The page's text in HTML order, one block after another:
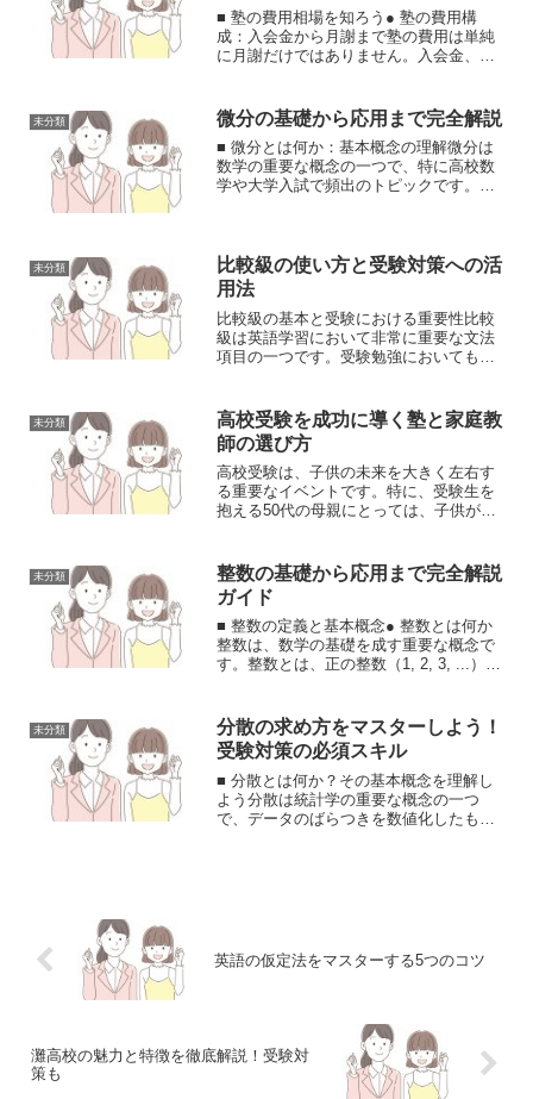
■ 塾の費用相場を知ろう● 塾の費用構
成：入会金から月謝まで塾の費用は単純
に月謝だけではありません。入会金、教
般的に1万円から3万円程度で、多くの塾
で入学時に一度だけ必...
未分類 微分の基礎から応用まで完全解説
■ 微分とは何か：基本概念の理解微分は
数学の重要な概念の一つで、特に高校数
学や大学入試で頻出のトピックです。簡
現できるようになります。...
未分類
比較級の使い方と受験対策への活
用法
比較級の基本と受験における重要性比較
級は英語学習において非常に重要な文法
項目の一つです。受験勉強においても、
基本的な概念と、なぜ受験対策で重要視
されるのかについて解説し...
未分類
高校受験を成功に導く塾と家庭教
師の選び方
高校受験は、子供の未来を大きく左右す
る重要なイベントです。特に、受験生を
抱える50代の母親にとっては、子供が最
は、受験勉強を効果的に進めるための強
力な味方となりますが、...
未分類
整数の基礎から応用まで完全解説
ガイド
■ 整数の定義と基本概念● 整数とは何か
整数は、数学の基礎を成す重要な概念で
す。整数とは、正の整数（1, 2, 3, ...）、
繁に使用される整数は...
未分類
分散の求め方をマスターしよう！
受験対策の必須スキル
■ 分散とは何か？その基本概念を理解し
よう分散は統計学の重要な概念の一つ
で、データのばらつきを数値化したもの
英語の仮定法をマスターする5つのコツ
灘高校の魅力と特徴を徹底解説！受験対
策も